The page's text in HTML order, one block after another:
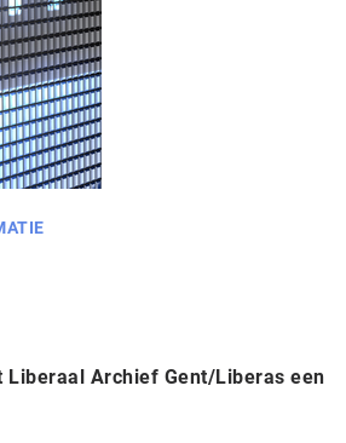
Archief Gent/Liberas een